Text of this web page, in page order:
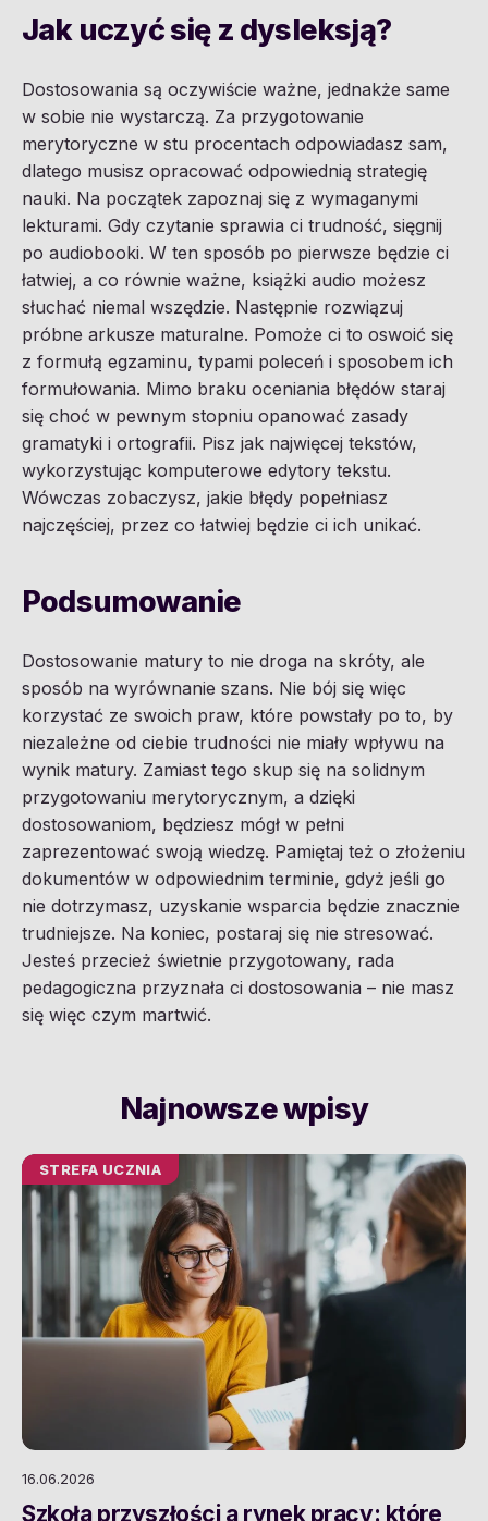
Jak uczyć się z dysleksją?
Dostosowania są oczywiście ważne, jednakże same
w sobie nie wystarczą. Za przygotowanie
merytoryczne w stu procentach odpowiadasz sam,
dlatego musisz opracować odpowiednią strategię
nauki. Na początek zapoznaj się z wymaganymi
lekturami. Gdy czytanie sprawia ci trudność, sięgnij
po audiobooki. W ten sposób po pierwsze będzie ci
łatwiej, a co równie ważne, książki audio możesz
słuchać niemal wszędzie. Następnie rozwiązuj
próbne arkusze maturalne. Pomoże ci to oswoić się
z formułą egzaminu, typami poleceń i sposobem ich
formułowania. Mimo braku oceniania błędów staraj
się choć w pewnym stopniu opanować zasady
gramatyki i ortografii. Pisz jak najwięcej tekstów,
wykorzystując komputerowe edytory tekstu.
Wówczas zobaczysz, jakie błędy popełniasz
najczęściej, przez co łatwiej będzie ci ich unikać.
Podsumowanie
Dostosowanie matury to nie droga na skróty, ale
sposób na wyrównanie szans. Nie bój się więc
korzystać ze swoich praw, które powstały po to, by
niezależne od ciebie trudności nie miały wpływu na
wynik matury. Zamiast tego skup się na solidnym
przygotowaniu merytorycznym, a dzięki
dostosowaniom, będziesz mógł w pełni
zaprezentować swoją wiedzę. Pamiętaj też o złożeniu
dokumentów w odpowiednim terminie, gdyż jeśli go
nie dotrzymasz, uzyskanie wsparcia będzie znacznie
trudniejsze. Na koniec, postaraj się nie stresować.
Jesteś przecież świetnie przygotowany, rada
pedagogiczna przyznała ci dostosowania – nie masz
się więc czym martwić.
Najnowsze wpisy
STREFA UCZNIA
16.06.2026
Szkoła przyszłości a rynek pracy: które